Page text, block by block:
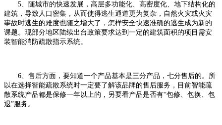
5、随城市的快速发展，高层多功能化、高密度化、地下结构化的
建筑，导致人口密集，从而使得逃生通道更为复杂，自然火灾或火灾
事故时逃生的难度也随之增大了，怎样安全快速准确的逃生成为新的
课题。现部分地区陆续出台政策要求达到一定的建筑面积的项目需安
装智能消防疏散指示系统。
6、售后方面，要知道一个产品基本是三分产品，七分售后的。所
以在选择智能疏散系统时一定要了解该品牌的售后服务，目前智能疏
散系统产品都是保修一年以上的，另要看产品是否有“包修、包换、包
退”服务。